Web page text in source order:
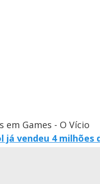
em Games - O Vício
já vendeu 4 milhões